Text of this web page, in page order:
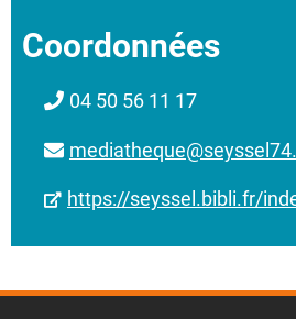
Coordonnées
04 50 56 11 17
https://seyssel.bibli.fr/